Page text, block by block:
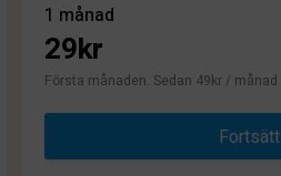
1 månad
29kr
Första månaden. Sedan 49kr / månad
Fortsätt